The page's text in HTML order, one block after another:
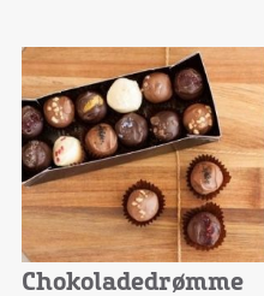
Chokoladedrømme